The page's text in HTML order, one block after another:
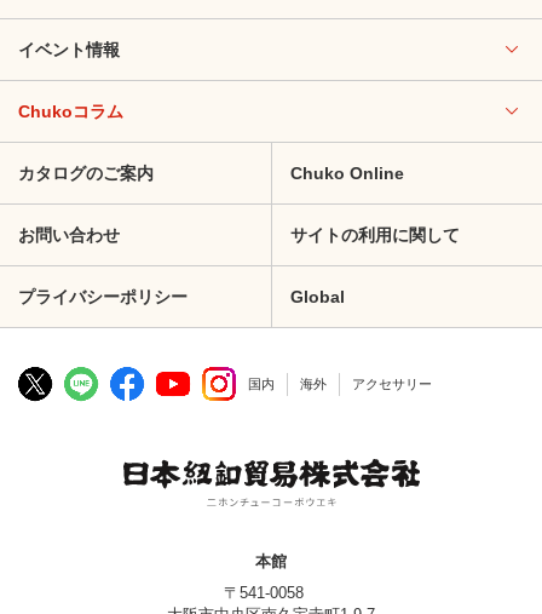
イベント情報
Chukoコラム
カタログのご案内 Chuko Online
お問い合わせ サイトの利用に関して
プライバシーポリシー Global
国内 海外 アクセサリー
本館
〒541-0058